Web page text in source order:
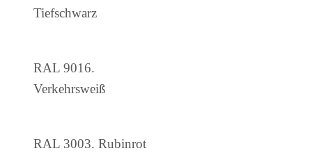
Tiefschwarz
RAL 9016.
Verkehrsweiß
RAL 3003. Rubinrot